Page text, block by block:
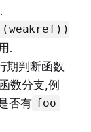
.
期判断函数
数分支,例
否有 foo